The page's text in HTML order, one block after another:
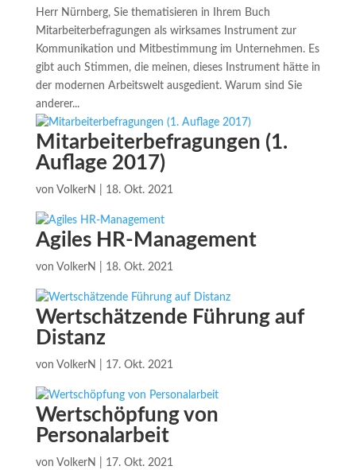
Herr Nürnberg, Sie thematisieren in Ihrem Buch
Mitarbeiterbefragungen als wirksames Instrument zur
Kommunikation und Mitbestimmung im Unternehmen. Es
gibt auch Stimmen, die meinen, dieses Instrument hätte in
der modernen Arbeitswelt ausgedient. Warum sind Sie
anderer...
Mitarbeiterbefragungen (1.
Auflage 2017)
von VolkerN 18. Okt. 2021
Agiles HR-Management
von VolkerN 18. Okt. 2021
Wertschätzende Führung auf
Distanz
von VolkerN 17. Okt. 2021
Wertschöpfung von
Personalarbeit
von VolkerN 17. Okt. 2021